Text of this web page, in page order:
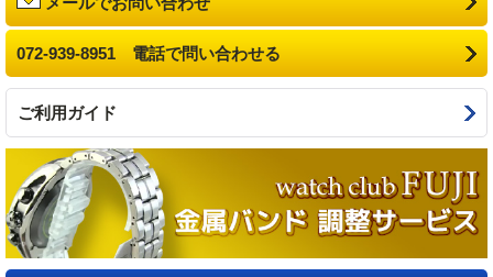
072-939-8951 電話で問い合わせる
ご利用ガイド